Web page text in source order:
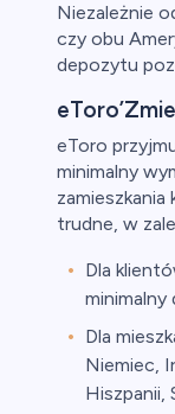
Niezależnie
czy obu
depozytu
eToro
minimalny
trudne, w
Dla
minimalny
Dla
Niemiec,
Hiszpanii,